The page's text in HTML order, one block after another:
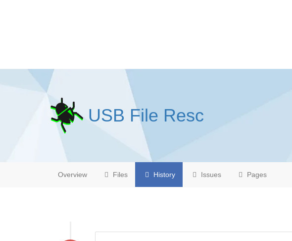
USB File Resc
Overview Files History Issues Pages